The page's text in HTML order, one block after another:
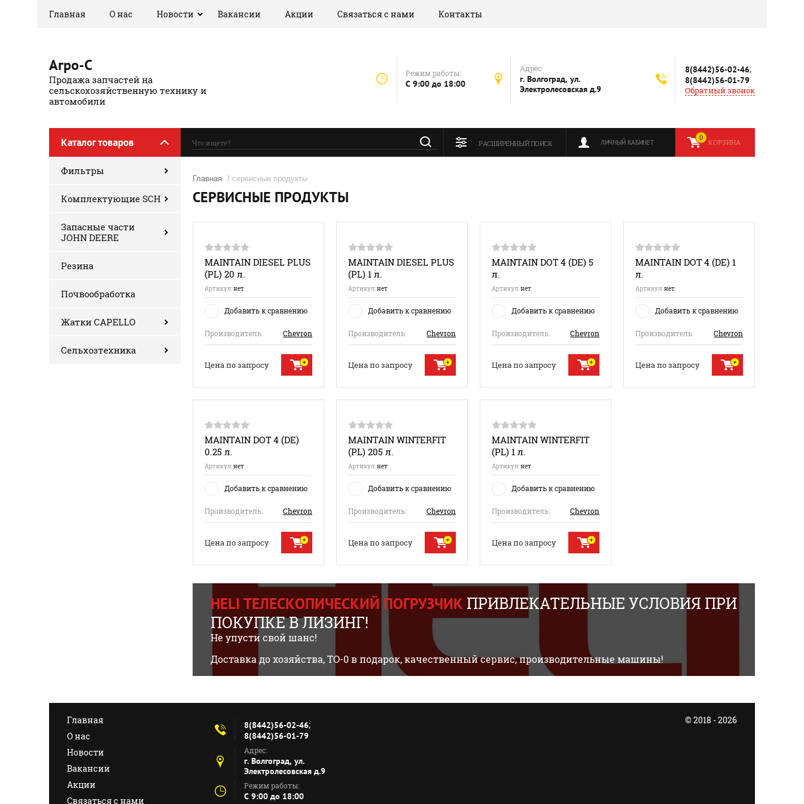
Главная О нас Новости Вакансии Акции Связаться с нами Контакты
Агро-С
Продажа запчастей на
сельскохозяйственную технику и
автомобили
Режим работы:
C 9:00 до 18:00
Адрес:
г. Волгоград, ул.
Электролесовская д.9
8(8442)56-02-46;
8(8442)56-01-79
Обратный звонок
Каталог товаров КОРЗИНА
0
ЛИЧНЫЙ КАБИНЕТ
РАСШИРЕННЫЙ ПОИСК
Фильтры
Комплектующие SCH
Запасные части
JOHN DEERE
Резина
Почвообработка
Жатки CAPELLO
Сельхозтехника
Главная / сервисные продукты
СЕРВИСНЫЕ ПРОДУКТЫ
MAINTAIN DIESEL PLUS
(PL) 20 л.
Артикул:нет
Добавить к сравнению
Производитель: Сhevron
Цена по запросу
MAINTAIN DIESEL PLUS
(PL) 1 л.
Артикул:нет
Добавить к сравнению
Производитель: Сhevron
Цена по запросу
MAINTAIN DOT 4 (DE) 5
л.
Артикул:нет
Добавить к сравнению
Производитель: Сhevron
Цена по запросу
MAINTAIN DOT 4 (DE) 1
л.
Артикул:нет
Добавить к сравнению
Производитель: Сhevron
Цена по запросу
MAINTAIN DOT 4 (DE)
0.25 л.
Артикул:нет
Добавить к сравнению
Производитель: Сhevron
Цена по запросу
MAINTAIN WINTERFIT
(PL) 205 л.
Артикул:нет
Добавить к сравнению
Производитель: Сhevron
Цена по запросу
MAINTAIN WINTERFIT
(PL) 1 л.
Артикул:нет
Добавить к сравнению
Производитель: Сhevron
Цена по запросу
HELI ТЕЛЕСКОПИЧЕСКИЙ ПОГРУЗЧИК ПРИВЛЕКАТЕЛЬНЫЕ УСЛОВИЯ ПРИ
ПОКУПКЕ В ЛИЗИНГ!
Не упусти свой шанс!
Доставка до хозяйства, ТО-0 в подарок, качественный сервис, производительные машины!
Главная
О нас
Новости
Вакансии
Акции
Связаться с нами
8(8442)56-02-46;
8(8442)56-01-79
Адрес:
г. Волгоград, ул.
Электролесовская д.9
Режим работы:
C 9:00 до 18:00
© 2018 - 2026